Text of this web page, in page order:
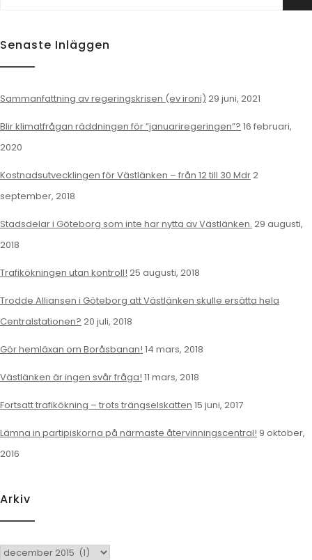
Senaste Inläggen
Sammanfattning av regeringskrisen (ev ironi) 29 juni, 2021
Blir klimatfrågan räddningen för ”januariregeringen”? 16 februari,
2020
Kostnadsutvecklingen för Västlänken – från 12 till 30 Mdr2
september, 2018
Stadsdelar i Göteborg som inte har nytta av Västlänken. 29 augusti,
2018
Trafikökningen utan kontroll! 25 augusti, 2018
Trodde Alliansen i Göteborg att Västlänken skulle ersätta hela
Centralstationen? 20 juli, 2018
Gör hemläxan om Boråsbanan! 14 mars, 2018
Västlänken är ingen svår fråga! 11 mars, 2018
Fortsatt trafikökning – trots trängselskatten 15 juni, 2017
Lämna in partipiskorna på närmaste återvinningscentral! 9 oktober,
2016
Arkiv
Arkiv